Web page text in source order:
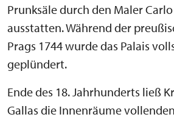
Prunksäle durch den Maler
ausstatten. Während der
Prags 1744 wurde das Palais
geplündert.
Ende des 18. Jahrhunderts ließ
Gallas die Innenräume